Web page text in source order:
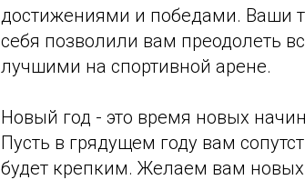
достижениями и победами. Ваши
себя позволили вам преодолеть
лучшими на спортивной арене.
Новый год - это время новых
Пусть в грядущем году вам
будет крепким. Желаем вам